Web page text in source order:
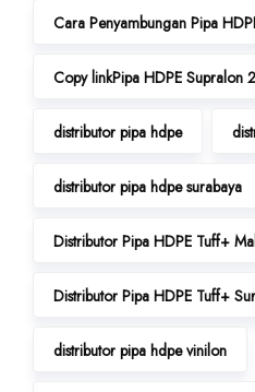
Cara Penyambungan Pipa
Copy linkPipa HDPE Supralon
distributor pipa hdpe
distributor pipa hdpe surabaya
Distributor Pipa HDPE Tuff+
Distributor Pipa HDPE Tuff+
distributor pipa hdpe vinilon